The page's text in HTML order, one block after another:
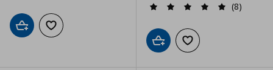
Добави в кошницата
Добави към списъка с любими
(8)
Добави в кошницата
Добави към